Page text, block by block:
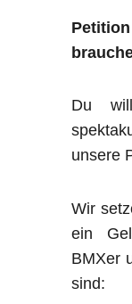
Du
unsere
Wir
ein
BMXer
sind: